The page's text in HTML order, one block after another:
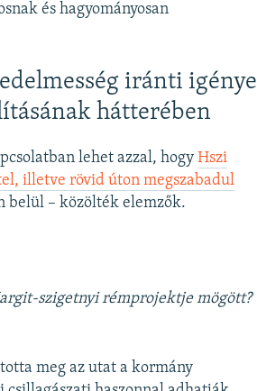
és hagyományosan
iránti igénye
hátterében
lehet azzal, hogyHszi
illetve rövid úton megszabadul
belül – közölték elemzők.
szigetnyi rémprojektje mögött?
meg az utat a kormány